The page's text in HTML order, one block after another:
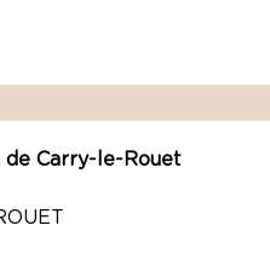
Carry-le-Rouet